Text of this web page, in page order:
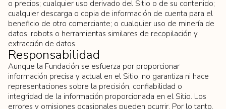
o precios; cualquier uso derivado del Sitio o de su contenido;
cualquier descarga o copia de información de cuenta para el
beneficio de otro comerciante; o cualquier uso de minería de
datos, robots o herramientas similares de recopilación y
extracción de datos.
Responsabilidad
Aunque la Fundación se esfuerza por proporcionar
información precisa y actual en el Sitio, no garantiza ni hace
representaciones sobre la precisión, confiabilidad o
integridad de la información proporcionada en el Sitio. Los
errores y omisiones ocasionales pueden ocurrir. Por lo tanto,